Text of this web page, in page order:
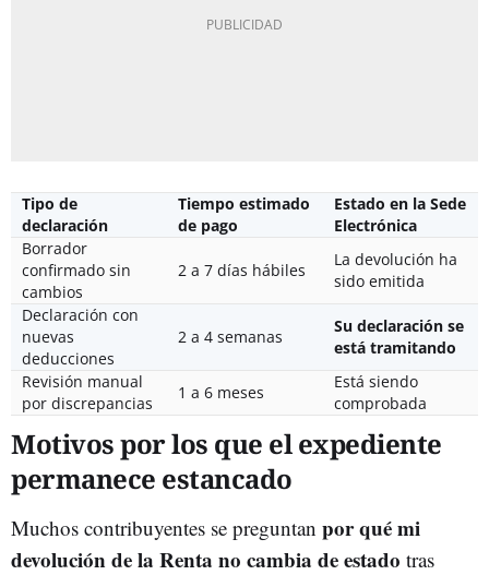
Tipo de
declaración
Tiempo estimado
de pago
Estado en la Sede
Electrónica
Borrador
confirmado sin
cambios
2 a 7 días hábiles
La devolución ha
sido emitida
Declaración con
nuevas
deducciones
2 a 4 semanas
Su declaración se
está tramitando
Revisión manual
por discrepancias
1 a 6 meses
Está siendo
comprobada
Motivos por los que el expediente
permanece estancado
Muchos contribuyentes se preguntan por qué mi
devolución de la Renta no cambia de estado tras